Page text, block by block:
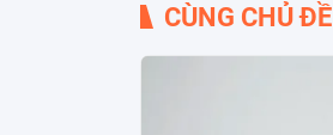
CÙNG CHỦ ĐỀ